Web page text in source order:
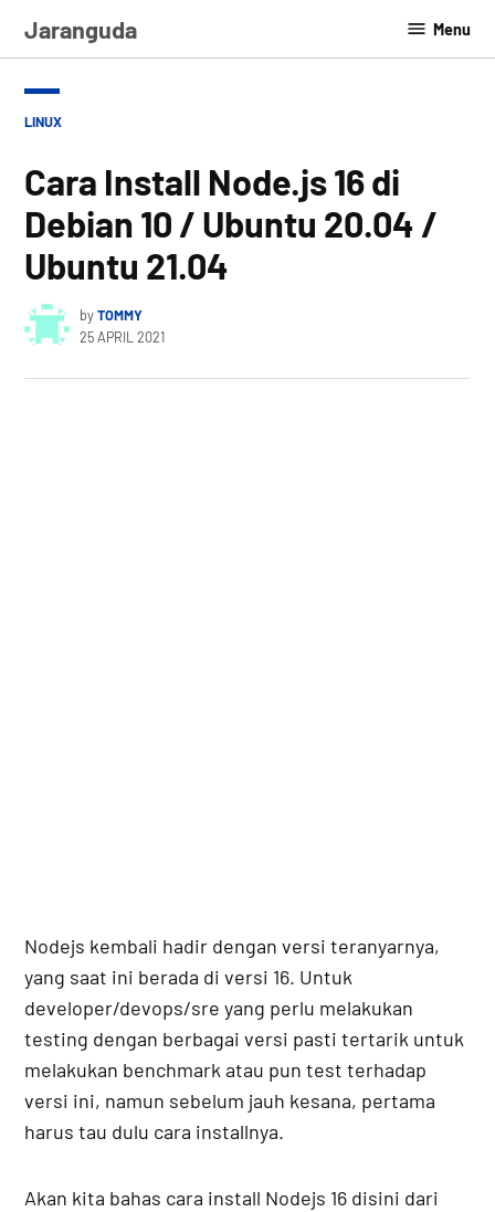
Jaranguda Menu
POSTED
LINUX
Cara Install Node.js 16 di
Debian 10 / Ubuntu 20.04 /
Ubuntu 21.04
byTOMMY
25 APRIL 2021
Nodejs kembali hadir dengan versi teranyarnya,
yang saat ini berada di versi 16. Untuk
developer/devops/sre yang perlu melakukan
testing dengan berbagai versi pasti tertarik untuk
melakukan benchmark atau pun test terhadap
versi ini, namun sebelum jauh kesana, pertama
harus tau dulu cara installnya.
Akan kita bahas cara install Nodejs 16 disini dari